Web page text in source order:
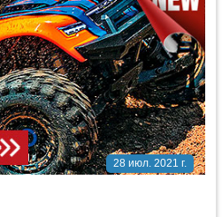
28 июл. 2021 г.